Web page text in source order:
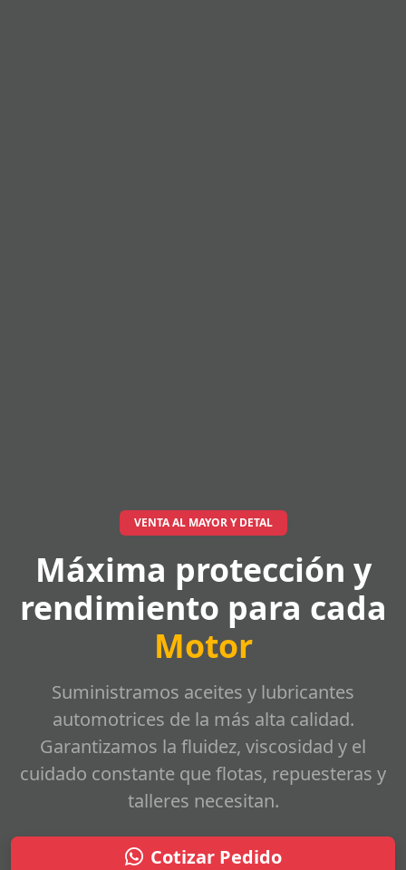
VENTA AL MAYOR Y DETAL
Máxima protección y
rendimiento para cada
Motor
Suministramos aceites y lubricantes
automotrices de la más alta calidad.
Garantizamos la fluidez, viscosidad y el
cuidado constante que flotas, repuesteras y
talleres necesitan.
Cotizar Pedido